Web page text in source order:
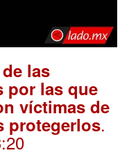
las
por las que
víctimas de
protegerlos.